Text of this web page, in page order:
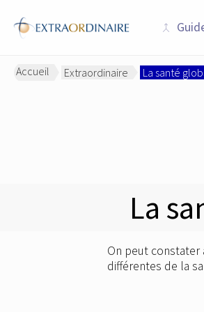
merge
Accueil Extraordinaire La santé
La
On peut
différentes de la